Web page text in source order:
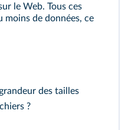
le Web. Tous ces
de données, ce
des tailles
?